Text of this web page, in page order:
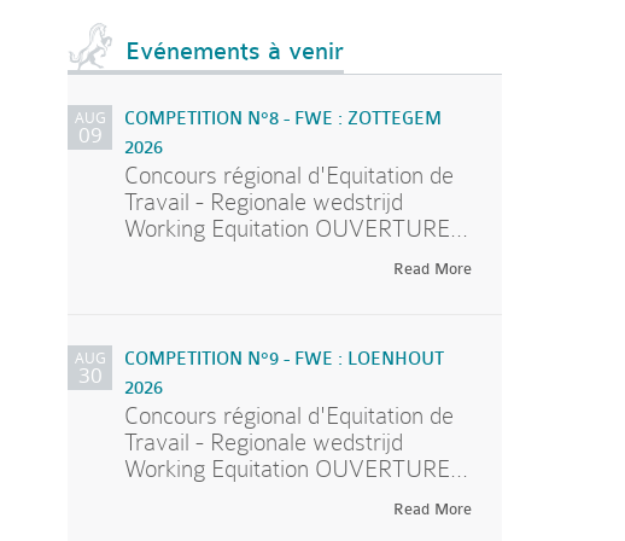
Evénements à venir
AUG
09
COMPETITION N°8 - FWE : ZOTTEGEM
2026
Concours régional d'Equitation de
Travail - Regionale wedstrijd
Working Equitation OUVERTURE...
Read More
AUG
30
COMPETITION N°9 - FWE : LOENHOUT
2026
Concours régional d'Equitation de
Travail - Regionale wedstrijd
Working Equitation OUVERTURE...
Read More